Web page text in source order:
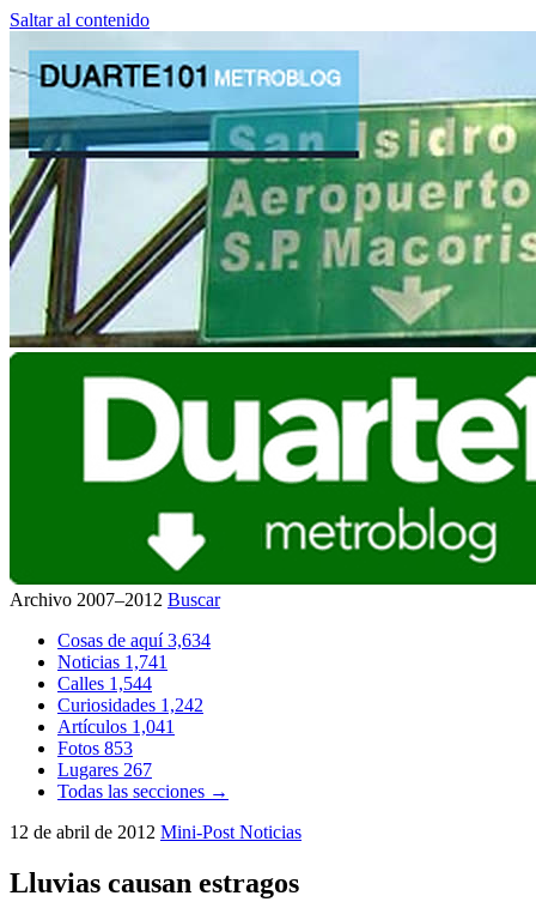
Saltar al contenido
Archivo 2007–2012 Buscar
Cosas de aquí3,634
Noticias 1,741
Calles 1,544
Curiosidades 1,242
Artículos 1,041
Fotos 853
Lugares 267
Todas las secciones →
12 de abril de 2012 Mini-Post Noticias
Lluvias causan estragos